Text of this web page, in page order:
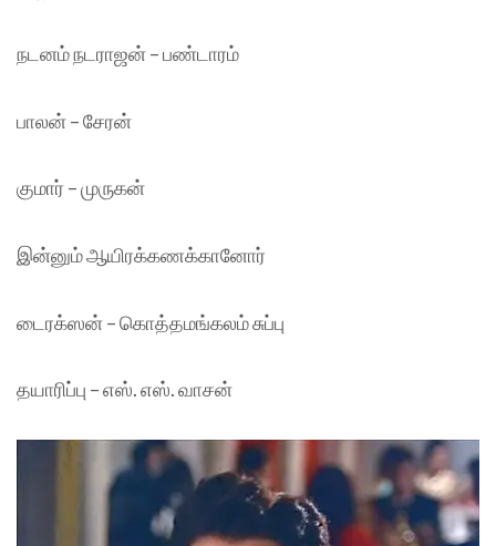
நடனம் நடராஜன் – பண்டாரம்
பாலன் – சேரன்
குமார் – முருகன்
இன்னும் ஆயிரக்கணக்கானோர்
டைரக்ஸன் – கொத்தமங்கலம் சுப்பு
தயாரிப்பு – எஸ். எஸ். வாசன்